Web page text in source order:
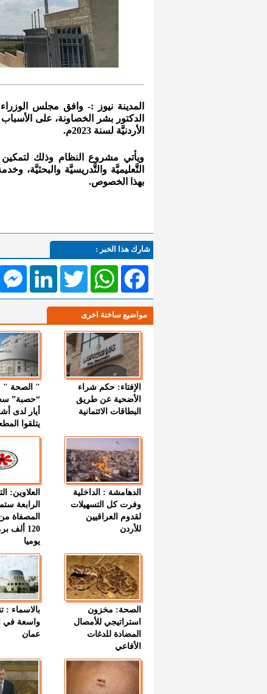
المدينة نيوز :- وافق مجلس
الدكتور بشر الخصاونة، على
الأردنيَّة لسنة 2023م.
ويأتي مشروع النظام وذلك لتمكين
التَّعليميَّة والتَّدريسيَّة والبحثيَّة،
بهذا الخصوص.
شارك هذا الخبر :
LinkedIn TwitterWhatsAppFacebook
مواضيع ساخنة اخرى
الإفتاء: حكم شراء
الأضحية عن طريق
البطاقات الائتمانية
“حصبة”
أيار لدى
يتلقوا
الدهامشة : الداخلية
وفرت كل التسهيلات
لقدوم العراقيين
للأردن
العلاوين:
الرابعة
المصفاة
120
يوميا
الصحة: مخزون
استراتيجي للأمصال
المضادة للدغات
الأفاعي
بالاسماء :
واسعة في
عمان